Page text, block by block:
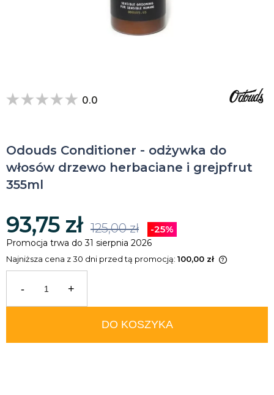
Odouds Conditioner - odżywka do
włosów drzewo herbaciane i grejpfrut
355ml
0.0
93,75 zł 125,00 zł -25%
Promocja trwa do 31 sierpnia 2026
Najniższa cena z 30 dni przed tą promocją: 100,00 zł
Jeżeli produkt jest sprzedawany
produkt pojawił się w sprzedaży.
- +
DO KOSZYKA